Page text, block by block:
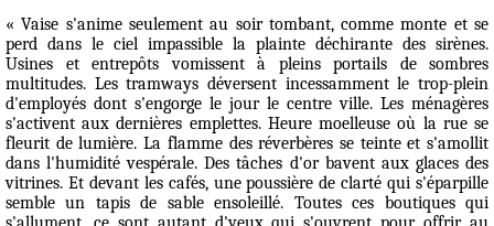
« Vaise s'anime seulement au soir tombant, comme monte et se
perd dans le ciel impassible la plainte déchirante des sirènes.
Usines et entrepôts vomissent à pleins portails de sombres
multitudes. Les tramways déversent incessamment le trop-plein
d'employés dont s'engorge le jour le centre ville. Les ménagères
s'activent aux dernières emplettes. Heure moelleuse où la rue se
fleurit de lumière. La flamme des réverbères se teinte et s'amollit
dans l'humidité vespérale. Des tâches d'or bavent aux glaces des
vitrines. Et devant les cafés, une poussière de clarté qui s'éparpille
semble un tapis de sable ensoleillé. Toutes ces boutiques qui